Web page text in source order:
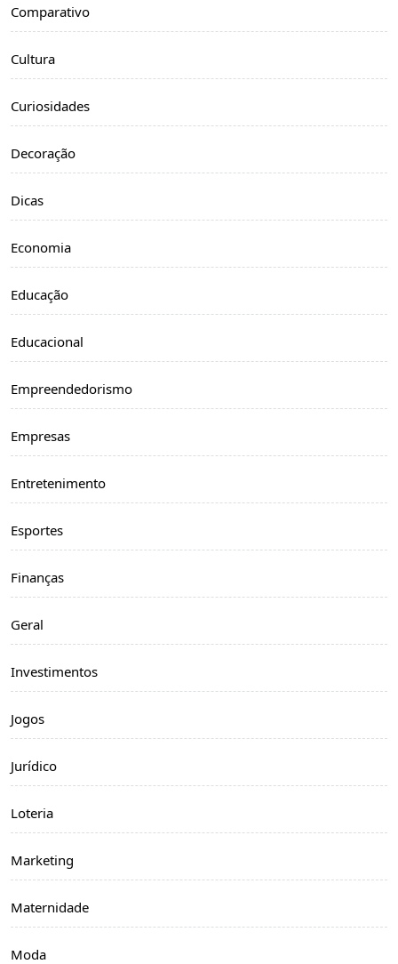
Comparativo
Cultura
Curiosidades
Decoração
Dicas
Economia
Educação
Educacional
Empreendedorismo
Empresas
Entretenimento
Esportes
Finanças
Geral
Investimentos
Jogos
Jurídico
Loteria
Marketing
Maternidade
Moda